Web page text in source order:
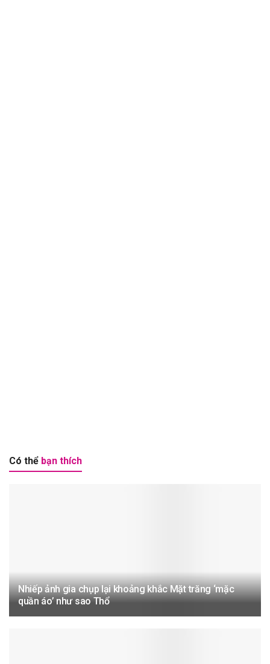
Có thể bạn thích
Nhiếp ảnh gia chụp lại khoảng khắc Mặt trăng ‘mặc
quần áo’ như sao Thổ